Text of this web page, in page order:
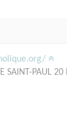
SAINT-PAUL